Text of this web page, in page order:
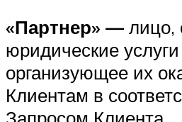
«Партнер» — лицо,
юридические
организующее их
Клиентам в